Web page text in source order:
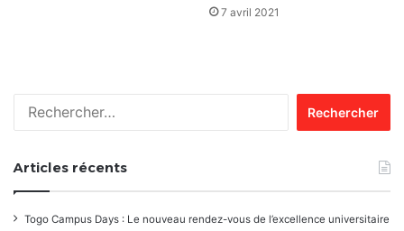
7 avril 2021
Articles récents
Togo Campus Days : Le nouveau rendez-vous de l’excellence universitaire